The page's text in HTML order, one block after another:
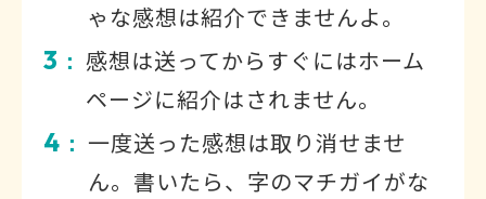
ゃな感想は紹介できませんよ。
3 ： 感想は送ってからすぐにはホーム
ページに紹介はされません。
4 ： 一度送った感想は取り消せませ
ん。書いたら、字のマチガイがな